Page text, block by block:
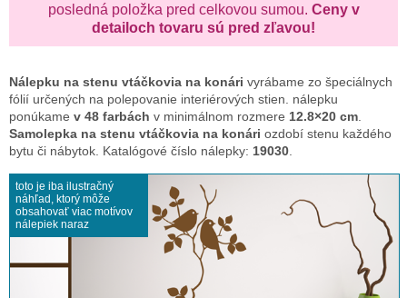
posledná položka pred celkovou sumou. Ceny v
detailoch tovaru sú pred zľavou!
Nálepku na stenu vtáčkovia na konári vyrábame zo špeciálnych
fólií určených na polepovanie interiérových stien. nálepku
ponúkame v 48 farbách v minimálnom rozmere 12.8×20 cm
Samolepka na stenu vtáčkovia na konári ozdobí stenu každého
bytu či nábytok. Katalógové číslo nálepky: 19030
toto je iba ilustračný
náhľad, ktorý môže
obsahovať viac motívov
nálepiek naraz